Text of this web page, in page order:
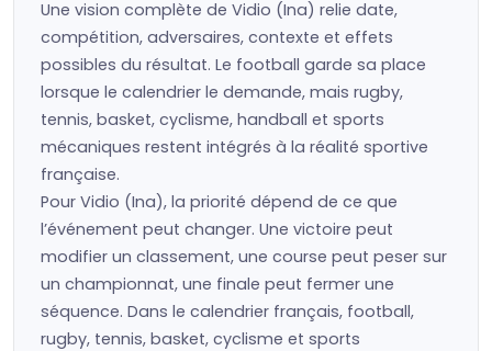
Une vision complète de Vidio (Ina) relie date,
compétition, adversaires, contexte et effets
possibles du résultat. Le football garde sa place
lorsque le calendrier le demande, mais rugby,
tennis, basket, cyclisme, handball et sports
mécaniques restent intégrés à la réalité sportive
française.
Pour Vidio (Ina), la priorité dépend de ce que
l’événement peut changer. Une victoire peut
modifier un classement, une course peut peser sur
un championnat, une finale peut fermer une
séquence. Dans le calendrier français, football,
rugby, tennis, basket, cyclisme et sports